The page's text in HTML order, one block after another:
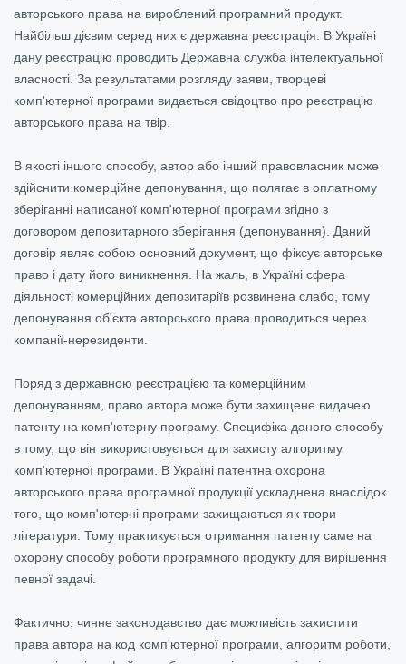
авторського права на вироблений програмний продукт.
Найбільш дієвим серед них є державна реєстрація. В Україні
дану реєстрацію проводить Державна служба інтелектуальної
власності. За результатами розгляду заяви, творцеві
комп'ютерної програми видається свідоцтво про реєстрацію
авторського права на твір.
В якості іншого способу, автор або інший правовласник може
здійснити комерційне депонування, що полягає в оплатному
зберіганні написаної комп'ютерної програми згідно з
договором депозитарного зберігання (депонування). Даний
договір являє собою основний документ, що фіксує авторське
право і дату його виникнення. На жаль, в Україні сфера
діяльності комерційних депозитаріїв розвинена слабо, тому
депонування об'єкта авторського права проводиться через
компанії-нерезиденти.
Поряд з державною реєстрацією та комерційним
депонуванням, право автора може бути захищене видачею
патенту на комп'ютерну програму. Специфіка даного способу
в тому, що він використовується для захисту алгоритму
комп'ютерної програми. В Україні патентна охорона
авторського права програмної продукції ускладнена внаслідок
того, що комп'ютерні програми захищаються як твори
літератури. Тому практикується отримання патенту саме на
охорону способу роботи програмного продукту для вирішення
певної задачі.
Фактично, чинне законодавство дає можливість захистити
права автора на код комп'ютерної програми, алгоритм роботи,